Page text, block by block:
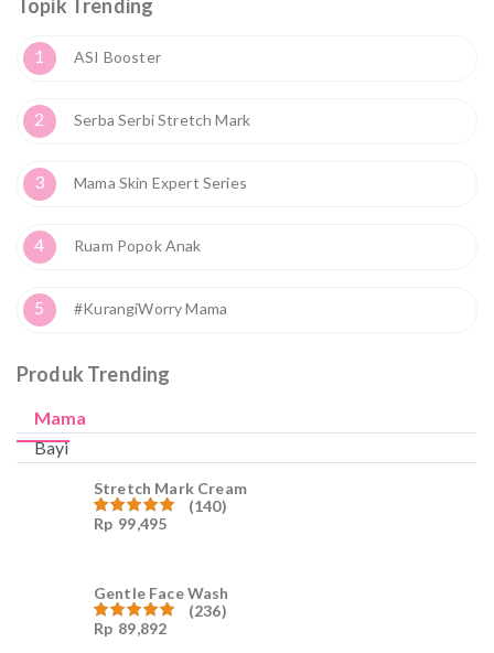
Topik Trending
1 ASI Booster
2 Serba Serbi Stretch Mark
3 Mama Skin Expert Series
4 Ruam Popok Anak
5 #KurangiWorry Mama
Produk Trending
Mama
Bayi
Stretch Mark Cream
Dinilai
(140)
Rp 99,495
Gentle Face Wash
Dinilai
(236)
Rp 89,892